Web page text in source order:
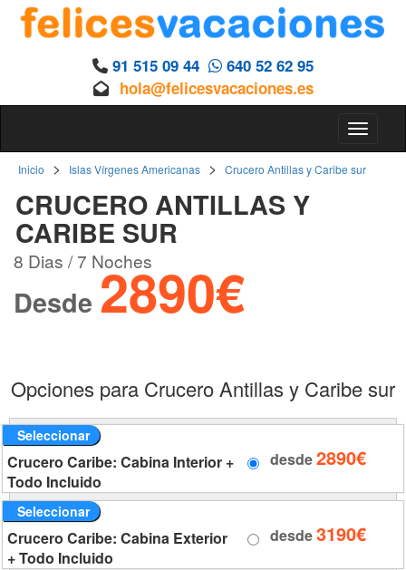
91 515 09 44
640 52 62 95
hola@felicesvacaciones.es
Inicio > Islas Vírgenes Americanas > Crucero Antillas y Caribe sur
CRUCERO ANTILLAS Y
CARIBE SUR
8 Dias / 7 Noches
Desde 2890€
Opciones para Crucero Antillas y Caribe sur
Seleccionar
Crucero Caribe: Cabina Interior +
Todo Incluido
desde2890€
Seleccionar
Crucero Caribe: Cabina Exterior
+ Todo Incluido
desde3190€